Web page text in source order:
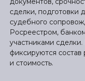
сделки, подготовки
судебного
Росреестром,
участниками
фиксируются состав
и стоимость.